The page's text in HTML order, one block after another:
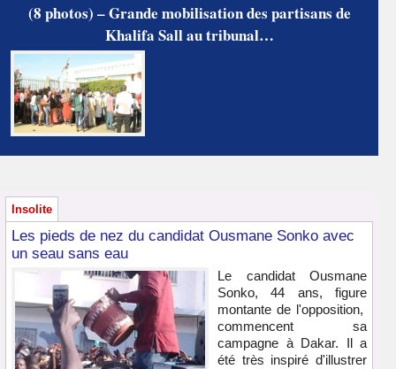
(8 photos) – Grande mobilisation des partisans de
Khalifa Sall au tribunal…
Insolite
Les pieds de nez du candidat Ousmane Sonko avec
un seau sans eau
Le candidat Ousmane
Sonko, 44 ans, figure
montante de l'opposition,
commencent sa
campagne à Dakar. Il a
été très inspiré d'illustrer